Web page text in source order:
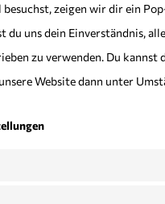
besuchst, zeigen wir dir ein
du uns dein Einverständnis,
zu verwenden. Du kannst
Website dann unter